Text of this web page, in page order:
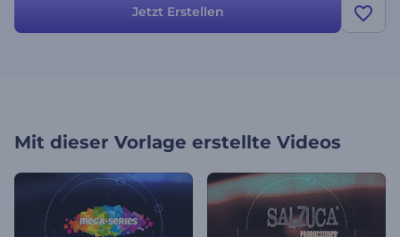
Timeline und klicken Sie auf rendern. Testen Sie die Vorlage noch
heute!
Jetzt Erstellen
Mit dieser Vorlage erstellte Videos